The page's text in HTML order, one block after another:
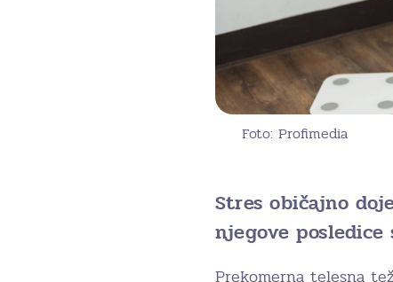
Foto: Profimedia
Stres običajno
njegove
Prekomerna telesna